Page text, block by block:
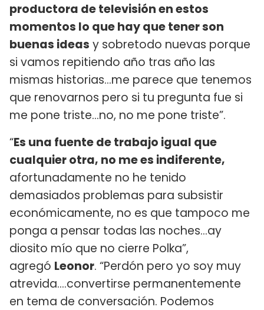
productora de televisión en estos
momentos lo que hay que tener son
buenas ideas y sobretodo nuevas porque
si vamos repitiendo año tras año las
mismas historias...me parece que tenemos
que renovarnos pero si tu pregunta fue si
me pone triste...no, no me pone triste”.
“Es una fuente de trabajo igual que
cualquier otra, no me es indiferente,
afortunadamente no he tenido
demasiados problemas para subsistir
económicamente, no es que tampoco me
ponga a pensar todas las noches...ay
diosito mío que no cierre Polka”,
agregó Leonor. “Perdón pero yo soy muy
atrevida....convertirse permanentemente
en tema de conversación. Podemos